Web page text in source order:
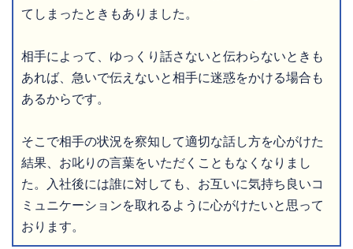
てしまったときもありました。
相手によって、ゆっくり話さないと伝わらないときも
あれば、急いで伝えないと相手に迷惑をかける場合も
あるからです。
そこで相手の状況を察知して適切な話し方を心がけた
結果、お叱りの言葉をいただくこともなくなりまし
た。入社後には誰に対しても、お互いに気持ち良いコ
ミュニケーションを取れるように心がけたいと思って
おります。